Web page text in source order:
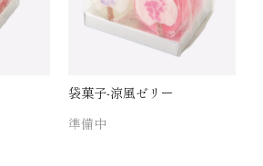
袋菓子-涼風ゼリー
準備中